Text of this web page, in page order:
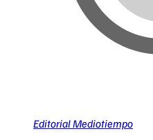
Editorial Mediotiempo